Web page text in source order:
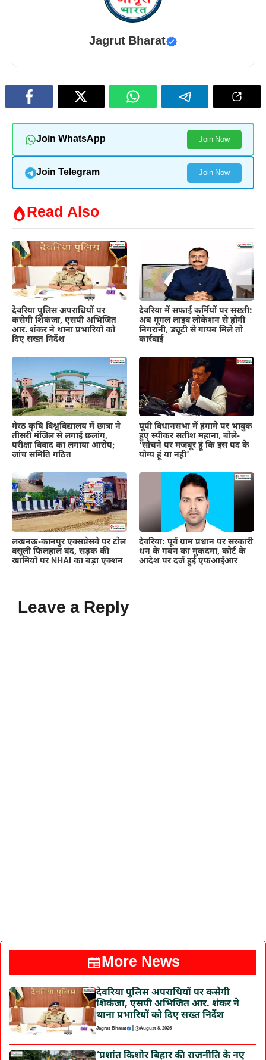
Jagrut Bharat
Join WhatsApp Join Now
Join Telegram Join Now
Read Also
देवरिया पुलिस अपराधियों पर
कसेगी शिकंजा, एसपी अभिजित
आर. शंकर ने थाना प्रभारियों को
दिए सख्त निर्देश
देवरिया में सफाई कर्मियों पर सख्ती:
अब गूगल लाइव लोकेशन से होगी
निगरानी, ड्यूटी से गायब मिले तो
कार्रवाई
मेरठ कृषि विश्वविद्यालय में छात्रा ने
तीसरी मंजिल से लगाई छलांग,
परीक्षा विवाद का लगाया आरोप;
जांच समिति गठित
यूपी विधानसभा में हंगामे पर भावुक
हुए स्पीकर सतीश महाना, बोले-
‘सोचने पर मजबूर हूं कि इस पद के
योग्य हूं या नहीं’
लखनऊ-कानपुर एक्सप्रेसवे पर टोल
वसूली फिलहाल बंद, सड़क की
खामियों पर NHAI का बड़ा एक्शन
देवरिया: पूर्व ग्राम प्रधान पर सरकारी
धन के गबन का मुकदमा, कोर्ट के
आदेश पर दर्ज हुई एफआईआर
Leave a Reply
More News
देवरिया पुलिस अपराधियों पर कसेगी
शिकंजा, एसपी अभिजित आर. शंकर ने
थाना प्रभारियों को दिए सख्त निर्देश
Jagrut Bharat | August 8, 2026
‘प्रशांत किशोर बिहार की राजनीति के नए